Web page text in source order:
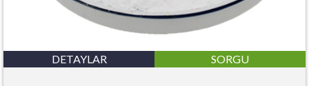
DETAYLAR SORGU